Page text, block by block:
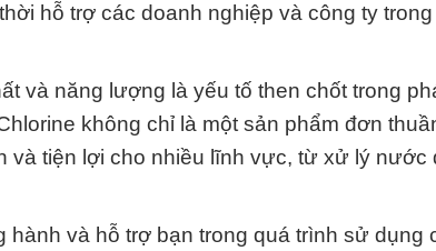
hỗ trợ các doanh nghiệp và công ty
và năng lượng là yếu tố then chốt trong
không chỉ là một sản phẩm đơn
và tiện lợi cho nhiều lĩnh vực, từ xử lý nước
và hỗ trợ bạn trong quá trình sử dụng